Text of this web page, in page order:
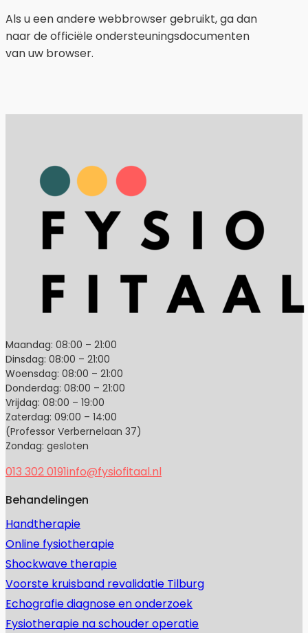
Als u een andere webbrowser gebruikt, ga dan
naar de officiële ondersteuningsdocumenten
van uw browser.
Maandag: 08:00 – 21:00
Dinsdag: 08:00 – 21:00
Woensdag: 08:00 – 21:00
Donderdag: 08:00 – 21:00
Vrijdag: 08:00 – 19:00
Zaterdag: 09:00 – 14:00
(Professor Verbernelaan 37)
Zondag: gesloten
013 302 0191info@fysiofitaal.nl
Behandelingen
Handtherapie
Online fysiotherapie
Shockwave therapie
Voorste kruisband revalidatie Tilburg
Echografie diagnose en onderzoek
Fysiotherapie na schouder operatie